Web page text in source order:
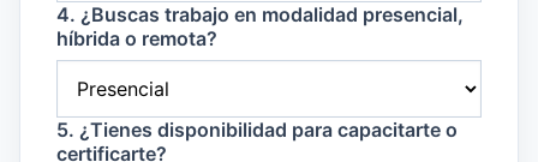
4. ¿Buscas trabajo en modalidad presencial,
híbrida o remota?
5. ¿Tienes disponibilidad para capacitarte o
certificarte?